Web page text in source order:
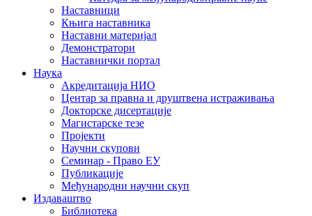
Наставници
Књига наставника
Наставни материјал
Демонстратори
Наставнички портал
Наука
Акредитација НИО
Центар за правна и друштвена истраживања
Докторске дисертације
Магистарске тезе
Пројекти
Научни скупови
Семинар - Право ЕУ
Публикације
Међународни научни скуп
Издаваштво
Библиотека